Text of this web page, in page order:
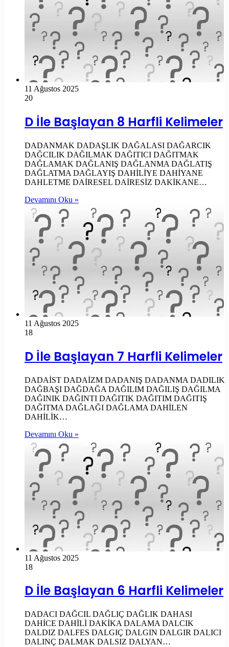
11 Ağustos 2025
20
D İle Başlayan 8 Harfli Kelimeler
DADANMAK DADAŞLIK DAĞALASI DAĞARCIK
DAĞCILIK DAĞILMAK DAĞITICI DAĞITMAK
DAĞLAMAK DAĞLANIŞ DAĞLANMA DAĞLATIŞ
DAĞLATMA DAĞLAYIŞ DAHİLİYE DAHİYANE
DAHLETME DAİRESEL DAİRESİZ DAKİKANE…
Devamını Oku »
11 Ağustos 2025
18
D İle Başlayan 7 Harfli Kelimeler
DADAİST DADAİZM DADANIŞ DADANMA DADILIK
DAĞBAŞI DAĞDAĞA DAĞILIM DAĞILIŞ DAĞILMA
DAĞINIK DAĞINTI DAĞITIK DAĞITIM DAĞITIŞ
DAĞITMA DAĞLAĞI DAĞLAMA DAHİLEN
DAHİLİK…
Devamını Oku »
11 Ağustos 2025
18
D İle Başlayan 6 Harfli Kelimeler
DADACI DAĞCIL DAĞLIÇ DAĞLIK DAHASI
DAHİCE DAHİLİ DAKİKA DALAMA DALCIK
DALDIZ DALFES DALGIÇ DALGIN DALGIR DALICI
DALINÇ DALMAK DALSIZ DALYAN…